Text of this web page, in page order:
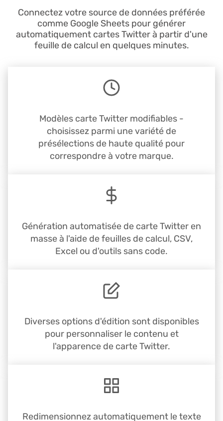
Connectez votre source de données préférée
comme Google Sheets pour générer
automatiquement cartes Twitter à partir d'une
feuille de calcul en quelques minutes.
Modèles carte Twitter modifiables -
choisissez parmi une variété de
présélections de haute qualité pour
correspondre à votre marque.
Génération automatisée de carte Twitter en
masse à l'aide de feuilles de calcul, CSV,
Excel ou d'outils sans code.
Diverses options d'édition sont disponibles
pour personnaliser le contenu et
l'apparence de carte Twitter.
Redimensionnez automatiquement le texte